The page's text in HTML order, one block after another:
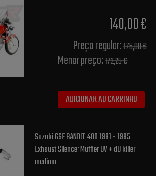
140,00 €
Preço regular:175,00 €
Menor preço:172,25 €
ADICIONAR AO CARRINHO
Suzuki GSF BANDIT 400 1991 - 1995
Exhaust Silencer Muffler OV + dB killer
medium